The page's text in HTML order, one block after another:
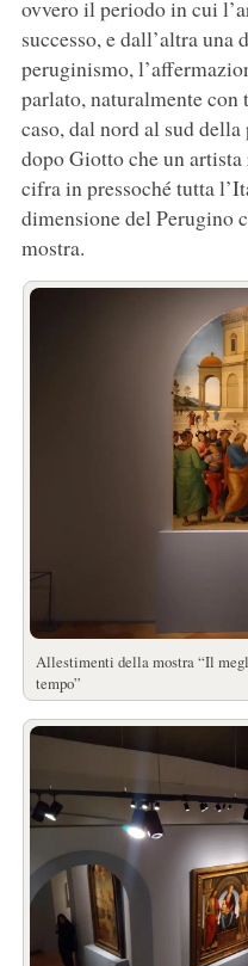
ovvero il periodo in cui
successo, e dall’altra
peruginismo,
parlato, naturalmente
caso, dal nord al sud
dopo Giotto che un
cifra in pressoché tutta
dimensione del Perugino
mostra.
Allestimenti della mostra “Il
tempo”